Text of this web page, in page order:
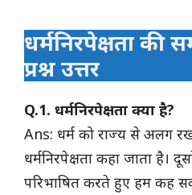
धर्मनिरपेक्षता की
प्रश्न उत्तर
Q.1. धर्मनिरपेक्षता क्या है?
Ans: धर्म को राज्य से अलग
धर्मनिरपेक्षता कहा जाता है।
परिभाषित करते हुए हम कह